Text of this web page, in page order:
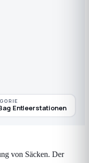
Entleerstationen
von Säcken. Der